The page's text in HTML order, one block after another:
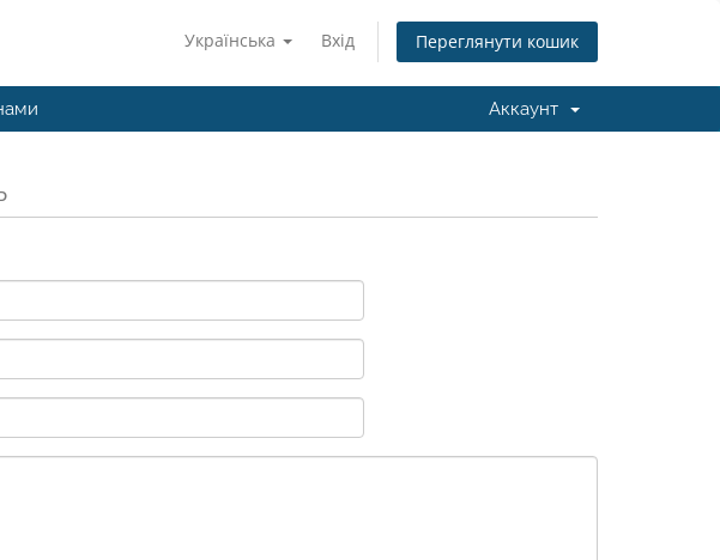
Українська Вхід Переглянути кошик
Аккаунт